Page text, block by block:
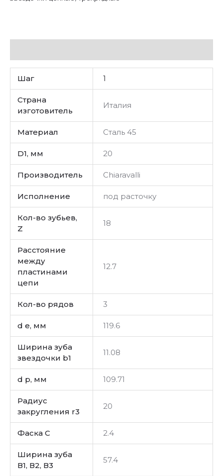
Шаг 1
Страна
изготовитель
Италия
Материал Сталь 45
D1, мм 20
Производитель Chiaravalli
Исполнение под расточку
Кол-во зубьев,
Z
18
Расстояние
между
пластинами
цепи
12.7
Кол-во рядов 3
d e, мм 119.6
Ширина зуба
звездочки b1
11.08
d p, мм 109.71
Радиус
закругления r3
20
Фаска C 2.4
Ширина зуба
В1, В2, В3
57.4